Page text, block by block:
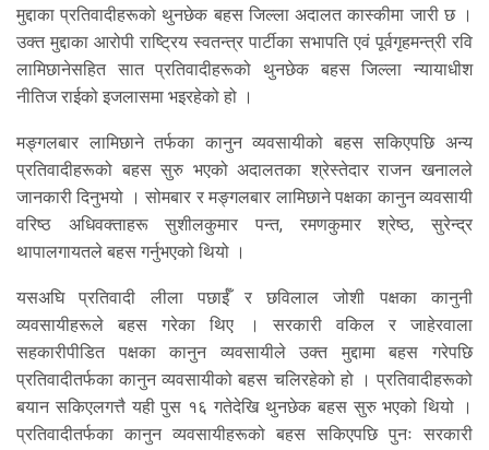
मुद्दाका प्रतिवादीहरूको थुनछेक बहस जिल्ला अदालत कास्कीमा जारी छ ।
उक्त मुद्दाका आरोपी राष्ट्रिय स्वतन्त्र पार्टीका सभापति एवं पूर्वगृहमन्त्री रवि
लामिछानेसहित सात प्रतिवादीहरूको थुनछेक बहस जिल्ला न्यायाधीश
नीतिज राईको इजलासमा भइरहेको हो ।
मङ्गलबार लामिछाने तर्फका कानुन व्यवसायीको बहस सकिएपछि अन्य
प्रतिवादीहरूको बहस सुरु भएको अदालतका श्रेस्तेदार राजन खनालले
जानकारी दिनुभयो । सोमबार र मङ्गलबार लामिछाने पक्षका कानुन व्यवसायी
वरिष्ठ अधिवक्ताहरू सुशीलकुमार पन्त, रमणकुमार श्रेष्ठ, सुरेन्द्र
थापालगायतले बहस गर्नुभएको थियो ।
यसअघि प्रतिवादी लीला पछाईँ र छविलाल जोशी पक्षका कानुनी
व्यवसायीहरूले बहस गरेका थिए । सरकारी वकिल र जाहेरवाला
सहकारीपीडित पक्षका कानुन व्यवसायीले उक्त मुद्दामा बहस गरेपछि
प्रतिवादीतर्फका कानुन व्यवसायीको बहस चलिरहेको हो । प्रतिवादीहरूको
बयान सकिएलगत्तै यही पुस १६ गतेदेखि थुनछेक बहस सुरु भएको थियो ।
प्रतिवादीतर्फका कानुन व्यवसायीहरूको बहस सकिएपछि पुनः सरकारी